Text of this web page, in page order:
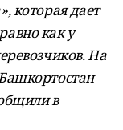
которая дает
как у
На
в